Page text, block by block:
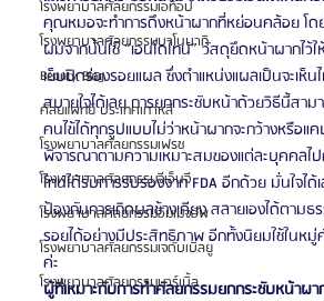
โรงพยาบาลศัลยกรรมเอท็อป
โรงพยาบาลศัลยกรรมบาโนบากิ
Beauty Blog
ศัลยแพทย์ ประเทศเกาหลี
โรงพยาบาลศัลยกรรมเฟรช
โรงพยาบาลศัลยกรรมจีเอ็นจี
โรงพยาบาลศัลยกรรมอิมเมจอัพ
โรงพยาบาลศัลยกรรมเจดับเบิลยู
โรงพยาบาลศัลยกรรมมาร์เบิ้ล
คุณหมอจะทำการดึงหน้าผากที่หย่อนคล้อย โด
ผมจากนั้นใช้ “เอนโดไทน์” วัสดุยึดหน้าผากไว้
เย็บปิดร่องรอยแผล ซึ่งตำแหน่งแผลเป็นจะเห็
สบายใจได้เลย การยกกระชับหน้าด้วยวิธีนี้สา
คนไข้ได้ทุกรูปแบบไม่ว่าหน้าผากจะกว้างหรือ
พิจารณาตามความเหมาะสมของแต่ละบุคคลไ
ไทน์ได้รับการรับรองจาก FDA อีกด้วย มั่นใจไ
ป้องกันการเกิดผลข้างเคียง สลายเองได้ตามธ
รอยได้อย่างมีประสิทธิภาพ อีกทั้งนิยมใช้ในหมู่
ค่ะ
ผู้ที่เหมาะกับการทำศัลยกรรมยกกระชับหน้าผา